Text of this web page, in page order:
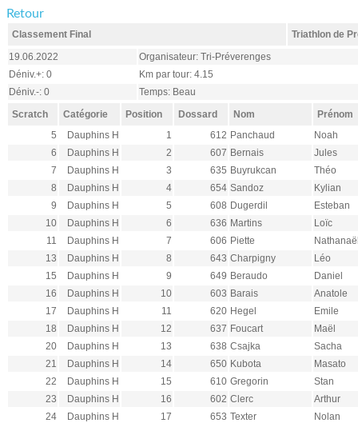
Retour
Classement Final
Triathlon de
19.06.2022
Organisateur: Tri-Préverenges
Déniv.+: 0
Km par tour: 4.15
Déniv.-: 0
Temps: Beau
Scratch
Catégorie Position Dossard Nom
Prénom
5
Dauphins H 1 612 Panchaud
Noah
6
Dauphins H 2 607 Bernais
Jules
7
Dauphins H 3 635 Buyrukcan
Théo
8
Dauphins H 4 654 Sandoz
Kylian
9
Dauphins H 5 608 Dugerdil
Esteban
10
Dauphins H 6 636 Martins
Loïc
11
Dauphins H 7 606 Piette
13
Dauphins H 8 643 Charpigny
Léo
15
Dauphins H 9 649 Beraudo
Daniel
16
Dauphins H 10 603 Barais
Anatole
17
Dauphins H 11 620 Hegel
Emile
18
Dauphins H 12 637 Foucart
Maël
20
Dauphins H 13 638 Csajka
Sacha
21
Dauphins H 14 650 Kubota
Masato
22
Dauphins H 15 610 Gregorin
Stan
23
Dauphins H 16 602 Clerc
Arthur
24
Dauphins H 17 653 Texter
Nolan